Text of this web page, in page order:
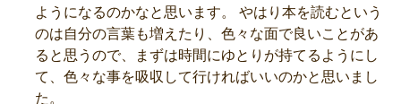
ようになるのかなと思います。 やはり本を読むという
のは自分の言葉も増えたり、色々な面で良いことがあ
ると思うので、まずは時間にゆとりが持てるようにし
て、色々な事を吸収して行ければいいのかと思いまし
た。